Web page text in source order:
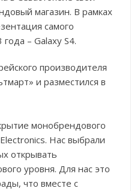
магазин. В рамках
самого
– Galaxy S4.
производителя
и разместился в
монобрендового
Нас выбрали
открывать
уровня. Для нас это
что вместе с